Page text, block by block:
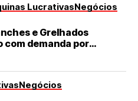
LucrativasNegócios
e Grelhados
com demanda por
e de qualidade
Negócios